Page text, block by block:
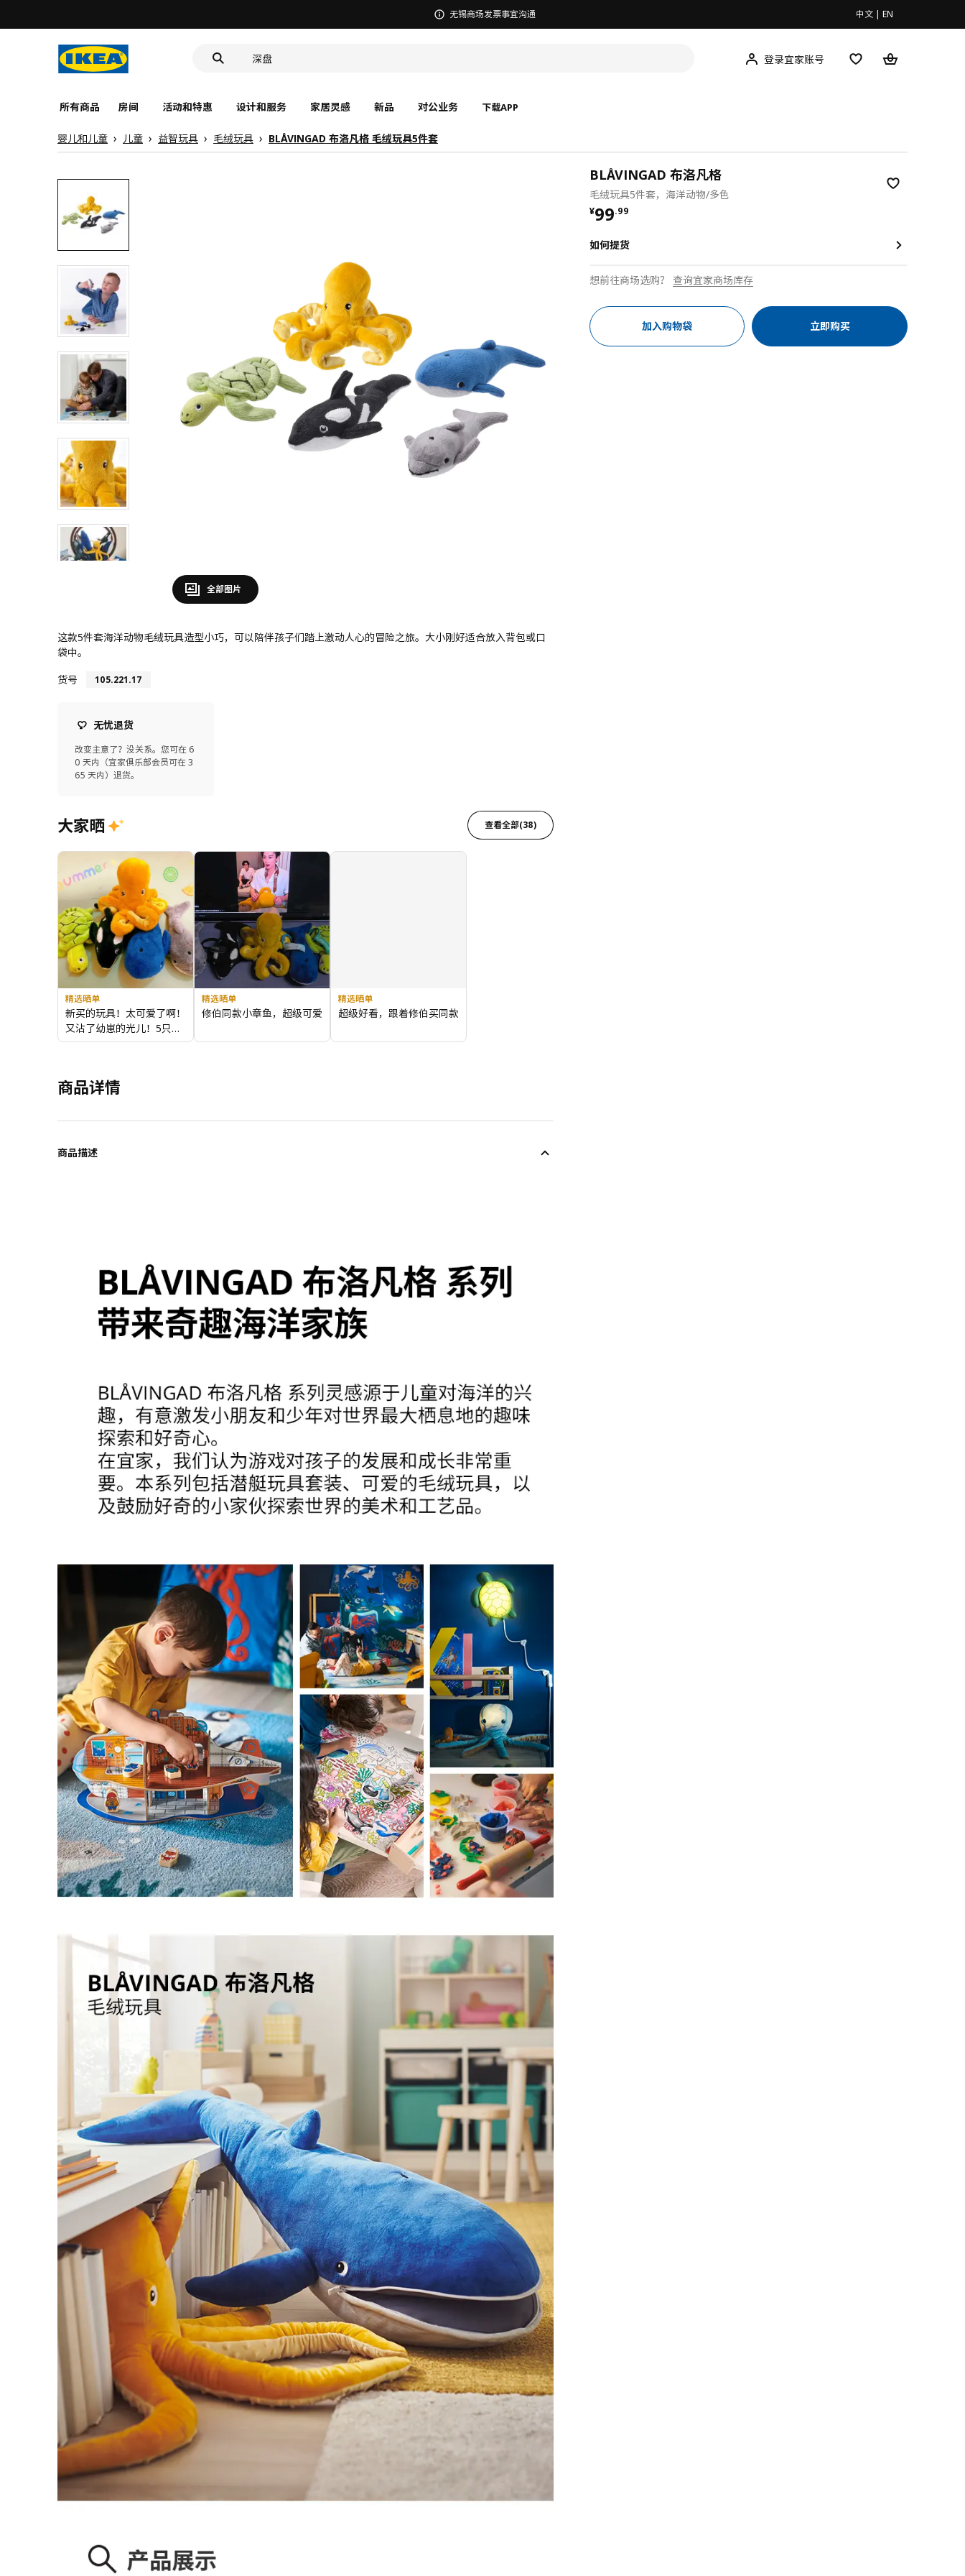
宜家在中国召回部分批次BÄSINGEN 巴辛根 淋浴椅 中文 | EN
深盘
登录宜家账号
所有商品 房间 活动和特惠 设计和服务 家居灵感 新品 对公业务 下载APP
婴儿和儿童 儿童 益智玩具 毛绒玩具 BLÅVINGAD 布洛凡格 毛绒玩具5件套
全部图片
这款5件套海洋动物毛绒玩具造型小巧，可以陪伴孩子们踏上激动人心的冒险之旅。大小刚好适合放入背包或口
袋中。
货号
105.221.17
无忧退货
改变主意了？没关系。您可在 6
0 天内（宜家俱乐部会员可在 3
65 天内）退货。
大家晒 查看全部(38)
精选晒单
新买的玩具！太可爱了啊！
又沾了幼崽的光儿！5只都
很好rua～柔软～可以做安
精选晒单
修伯同款小章鱼，超级可爱
精选晒单
超级好看，跟着修伯买同款
商品详情
商品描述
BLÅVINGAD 布洛凡格
毛绒玩具5件套，海洋动物/多色
¥99.99
¥ 99.99
如何提货
想前往商场选购？ 查询宜家商场库存
加入购物袋 立即购买